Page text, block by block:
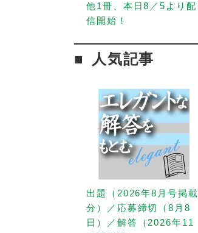
他1冊、本日8／5より配
信開始！
人気記事
出題（2026年8月号掲載
分）／応募締切（8月8
日）／解答（2026年11